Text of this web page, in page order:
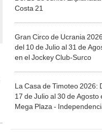
Costa 21
Gran Circo de Ucrania
del 10 de Julio al 31 de
en el Jockey Club-Surco
La Casa de Timoteo 2026:
17 de Julio al 30 de Agosto
Mega Plaza -